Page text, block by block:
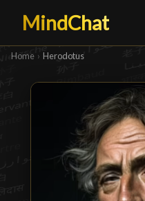
MindChat
Home › Herodotus